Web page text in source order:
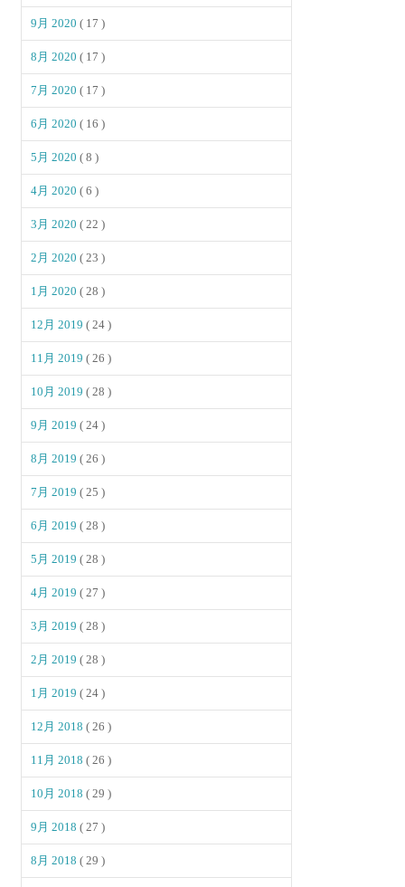
9月 2020( 17 )
8月 2020( 17 )
7月 2020( 17 )
6月 2020( 16 )
5月 2020( 8 )
4月 2020( 6 )
3月 2020( 22 )
2月 2020( 23 )
1月 2020( 28 )
12月 2019( 24 )
11月 2019( 26 )
10月 2019( 28 )
9月 2019( 24 )
8月 2019( 26 )
7月 2019( 25 )
6月 2019( 28 )
5月 2019( 28 )
4月 2019( 27 )
3月 2019( 28 )
2月 2019( 28 )
1月 2019( 24 )
12月 2018( 26 )
11月 2018( 26 )
10月 2018( 29 )
9月 2018( 27 )
8月 2018( 29 )